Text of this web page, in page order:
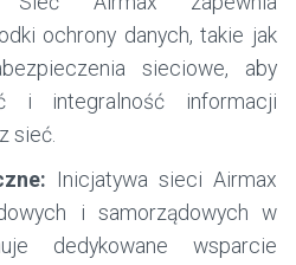
ochrony danych, takie jak
sieciowe, aby
i integralność informacji
sieć.
Inicjatywa sieci Airmax
i samorządowych w
dedykowane wsparcie